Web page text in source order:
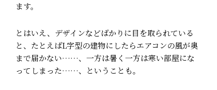
ます。
とはいえ、デザインなどばかりに目を取られている
と、たとえばL字型の建物にしたらエアコンの風が奥
まで届かない……、一方は暑く一方は寒い部屋にな
ってしまった……、ということも。